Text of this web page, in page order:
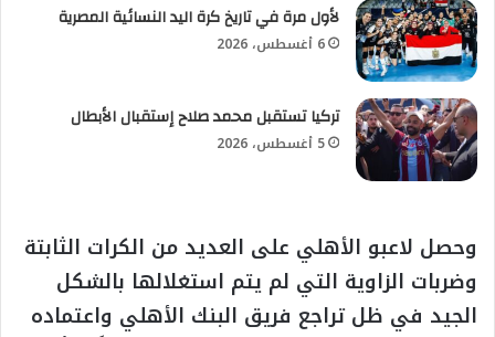
لأول مرة في تاريخ كرة اليد النسائية المصرية
6 أغسطس، 2026
تركيا تستقبل محمد صلاح إستقبال الأبطال
5 أغسطس، 2026
وحصل لاعبو الأهلي على العديد من الكرات الثابتة
وضربات الزاوية التي لم يتم استغلالها بالشكل
الجيد في ظل تراجع فريق البنك الأهلي واعتماده